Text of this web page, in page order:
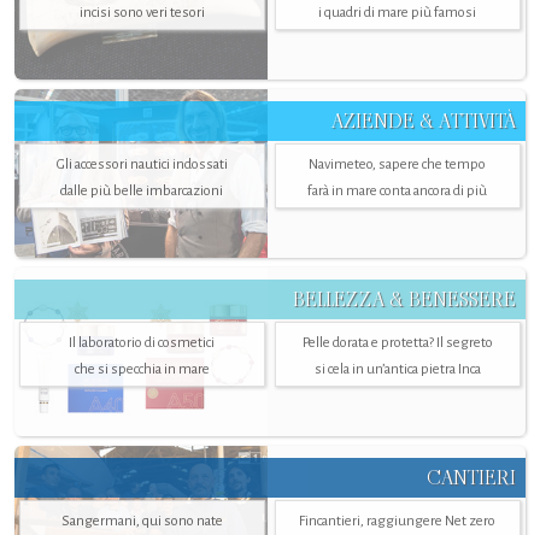
incisi sono veri tesori
i quadri di mare più famosi
AZIENDE & ATTIVITÀ
Gli accessori nautici indossati
dalle più belle imbarcazioni
Navimeteo, sapere che tempo
farà in mare conta ancora di più
BELLEZZA & BENESSERE
Il laboratorio di cosmetici
che si specchia in mare
Pelle dorata e protetta? Il segreto
si cela in un’antica pietra Inca
CANTIERI
Sangermani, qui sono nate
Fincantieri, raggiungere Net zero